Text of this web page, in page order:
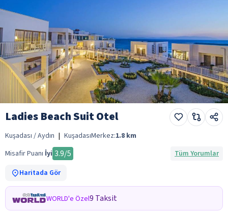
Ladies Beach Suit Otel
Kuşadası / Aydın | KuşadasıMerkez:1.8 km
Misafir Puanı İyi 3.9/5
Tüm Yorumlar
Haritada Gör
WORLD'e Özel9 Taksit